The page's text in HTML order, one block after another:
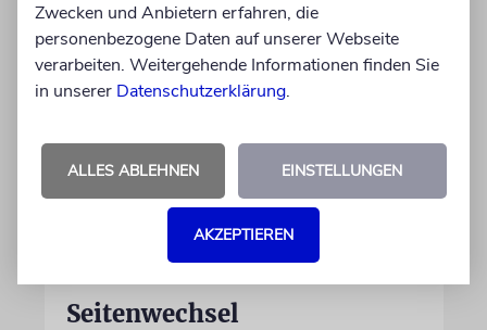
Seitenwechsel
Zwecken und Anbietern erfahren, die
personenbezogene Daten auf unserer Webseite
verarbeiten. Weitergehende Informationen finden Sie
in unserer Datenschutzerklärung.
ALLES ABLEHNEN EINSTELLUNGEN
AKZEPTIEREN